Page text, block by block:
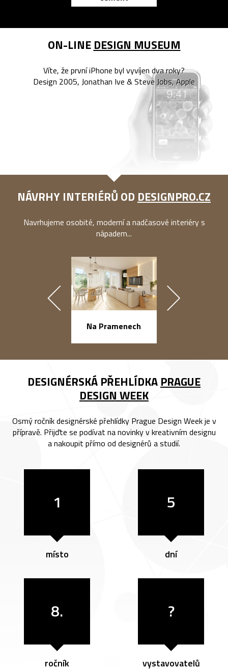
ON-LINE DESIGN MUSEUM
Víte, že první iPhone byl vyvíjen dva roky?
Design 2005, Jonathan Ive & Steve Jobs, Apple
NÁVRHY INTERIÉRŮ OD DESIGNPRO.CZ
Navrhujeme osobité, moderní a nadčasové interiéry s
nápadem...
Na Pramenech
DESIGNÉRSKÁ PŘEHLÍDKA PRAGUE
DESIGN WEEK
Osmý ročník designérské přehlídky Prague Design Week je v
přípravě. Přijďte se podívat na novinky v kreativním designu
a nakoupit přímo od designérů a studií.
1
místo
5
dní
8.
ročník
?
vystavovatelů